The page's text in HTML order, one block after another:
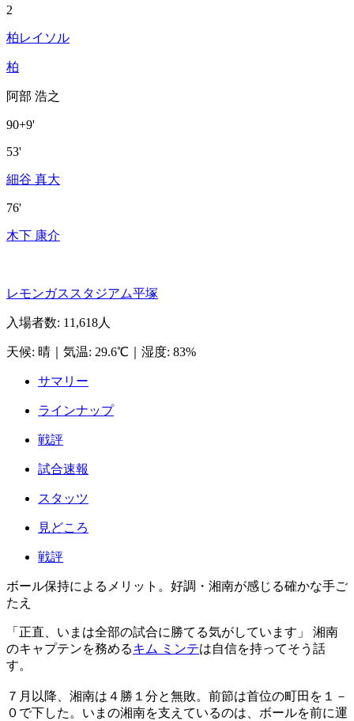
2
柏レイソル
柏
阿部 浩之
90+9'
53'
細谷 真大
76'
木下 康介
レモンガススタジアム平塚
入場者数: 11,618人
天候: 晴 気温: 29.6℃ 湿度: 83%
サマリー
ラインナップ
戦評
試合速報
スタッツ
見どころ
戦評
ボール保持によるメリット。好調・湘南が感じる確かな手ご
たえ
「正直、いまは全部の試合に勝てる気がしています」 湘南
のキャプテンを務めるキム ミンテは自信を持ってそう話
す。
７月以降、湘南は４勝１分と無敗。前節は首位の町田を１－
０で下した。いまの湘南を支えているのは、ボールを前に運